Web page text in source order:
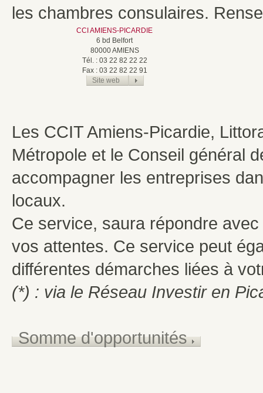
les chambres consulaires.
CCI AMIENS-PICARDIE
6 bd Belfort
80000 AMIENS
Tél. : 03 22 82 22 22
Fax : 03 22 82 22 91
Site web
Les CCIT Amiens-Picardie,
Métropole et le Conseil général
accompagner les entreprises
locaux.
Ce service, saura répondre
vos attentes. Ce service peut
différentes démarches liées à
(*) : via le Réseau Investir en
Somme d'opportunités